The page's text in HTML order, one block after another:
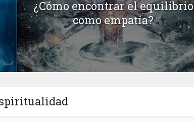
¿Cómo encontrar el equilibrio
como empatía?